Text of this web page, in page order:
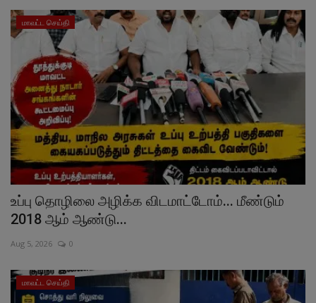
சட்டமன்ற தேர்தல் 2026
தொழில்நுட்பம்
மக்கள் புகார்கள்
சிறப்பு செய்திகள்
மாவட்ட செய்தி
உப்பு தொழிலை அழிக்க விடமாட்டோம்... மீண்டும்
2018 ஆம் ஆண்டு...
Aug 5, 2026 0
மாவட்ட செய்தி